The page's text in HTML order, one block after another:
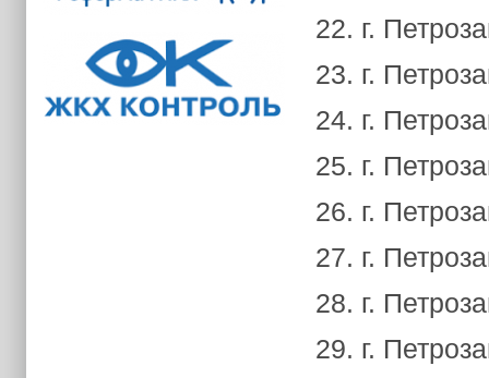
22. г.
23. г.
24. г.
25. г.
26. г.
27. г.
28. г.
29. г.